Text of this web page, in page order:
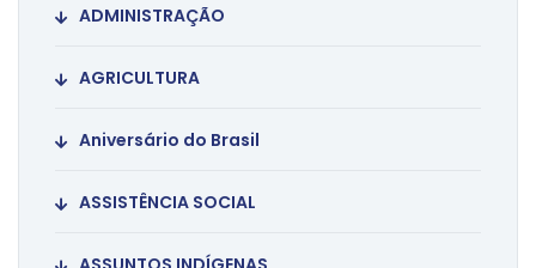
ADMINISTRAÇÃO
AGRICULTURA
Aniversário do Brasil
ASSISTÊNCIA SOCIAL